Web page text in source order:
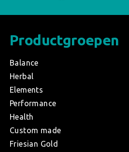
Productgroepen
Balance
Herbal
Elements
Performance
Health
Custom made
Friesian Gold